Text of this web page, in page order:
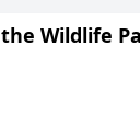
Wildlife